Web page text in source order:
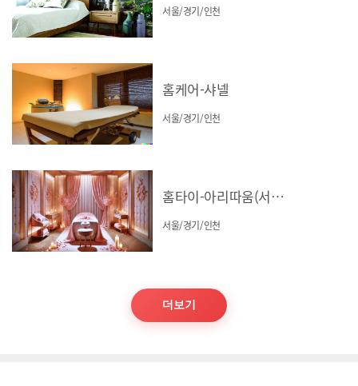
서울/경기/인천
홈케어-샤넬
서울/경기/인천
홈타이-아리따움(서울/경기/인천)
서울/경기/인천
더보기